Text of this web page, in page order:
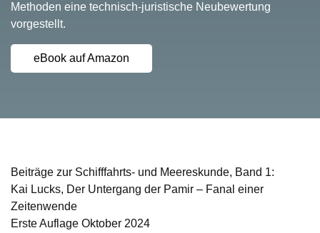
Methoden eine technisch-juristische Neubewertung
vorgestellt.
eBook auf Amazon
Beiträge zur Schifffahrts- und Meereskunde, Band 1:
Kai Lucks, Der Untergang der Pamir – Fanal einer
Zeitenwende
Erste Auflage Oktober 2024